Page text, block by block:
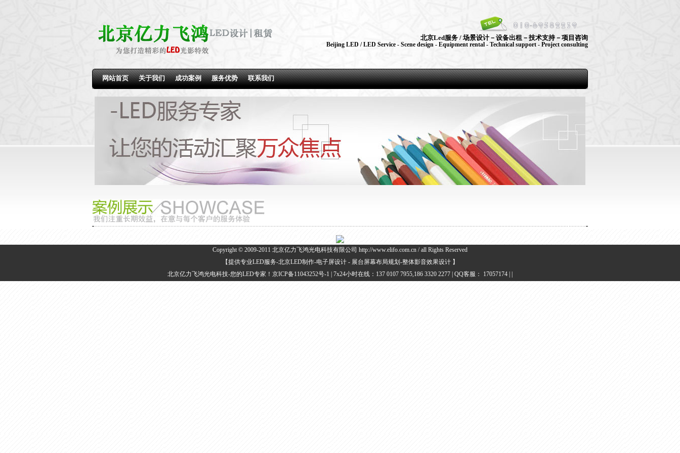
北京Led服务 / 场景设计－设备出租－技术支持－项目咨询
Beijing LED / LED Service - Scene design - Equipment rental - Technical support - Project consulting
网站首页 关于我们 成功案例 服务优势 联系我们
Copyright © 2009-2011 北京亿力飞鸿光电科技有限公司 http://www.elifo.com.cn / all Rights Reserved
【提供专业LED服务-北京LED制作-电子屏设计 - 展台屏幕布局规划-整体影音效果设计 】
北京亿力飞鸿光电科技-您的LED专家！ 京ICP备11043252号-1 | 7x24小时在线：137 0107 7955,186 3320 2277 | QQ客服： 17057174 | |